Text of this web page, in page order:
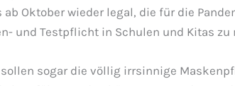
ab Oktober wieder legal, die für die
und Testpflicht in Schulen und Kitas zu
sollen sogar die völlig irrsinnige